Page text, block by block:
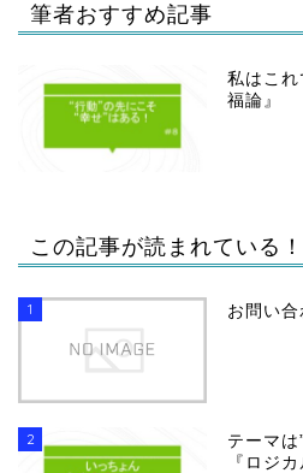
筆者おすすめ記事
私はこ
福論』
この記事が読まれている！
1 お問い合
2
テーマは
『ロジ